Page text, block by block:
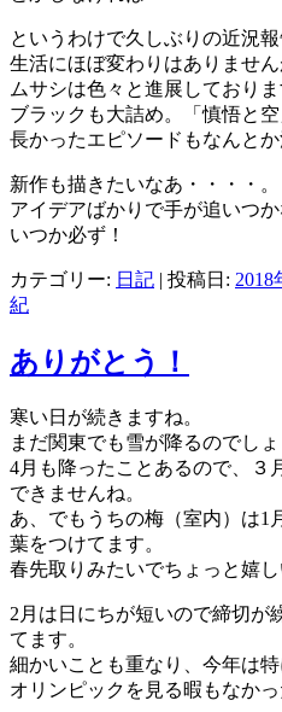
というわけで久しぶりの近況報
生活にほぼ変わりはありませ
ムサシは色々と進展しておりま
ブラックも大詰め。「慎悟と空
長かったエピソードもなんとか
新作も描きたいなあ・・・・。
アイデアばかりで手が追いつか
いつか必ず！
カテゴリー: 日記 | 投稿日: 2018
紀
ありがとう！
寒い日が続きますね。
まだ関東でも雪が降るのでしょ
4月も降ったことあるので、３
できませんね。
あ、でもうちの梅（室内）は1
葉をつけてます。
春先取りみたいでちょっと嬉し
2月は日にちが短いので締切が
てます。
細かいことも重なり、今年は特
オリンピックを見る暇もなかっ